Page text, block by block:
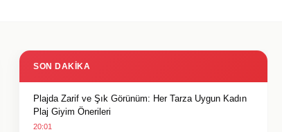
SON DAKIKA
Plajda Zarif ve Şık Görünüm: Her Tarza Uygun Kadın
Plaj Giyim Önerileri
20:01